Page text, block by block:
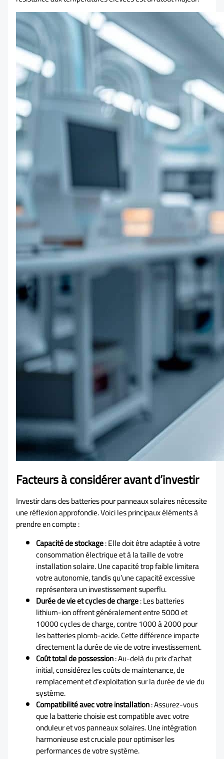
Facteurs à considérer avant d’investir
Investir dans des batteries pour panneaux solaires nécessite
une réflexion approfondie. Voici les principaux éléments à
prendre en compte :
Capacité de stockage: Elle doit être adaptée à votre
consommation électrique et à la taille de votre
installation solaire. Une capacité trop faible limitera
votre autonomie, tandis qu’une capacité excessive
représentera un investissement superflu.
Durée de vie et cycles de charge: Les batteries
lithium-ion offrent généralement entre 5000 et
10000 cycles de charge, contre 1000 à 2000 pour
les batteries plomb-acide. Cette différence impacte
directement la durée de vie de votre investissement.
Coût total de possession: Au-delà du prix d’achat
initial, considérez les coûts de maintenance, de
remplacement et d’exploitation sur la durée de vie du
système.
Compatibilité avec votre installation: Assurez-vous
que la batterie choisie est compatible avec votre
onduleur et vos panneaux solaires. Une intégration
harmonieuse est cruciale pour optimiser les
performances de votre système.